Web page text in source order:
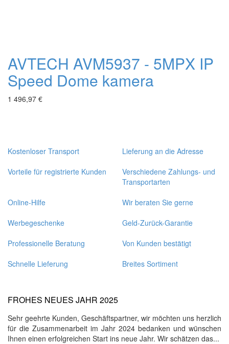
AVTECH AVM5937 - 5MPX IP
Speed Dome kamera
1 496,97 €
Kostenloser Transport
Lieferung an die Adresse
Vorteile für registrierte Kunden
Verschiedene Zahlungs- und
Transportarten
Online-Hilfe
Wir beraten Sie gerne
Werbegeschenke
Geld-Zurück-Garantie
Professionelle Beratung
Von Kunden bestätigt
Schnelle Lieferung
Breites Sortiment
FROHES NEUES JAHR 2025
Sehr geehrte Kunden, Geschäftspartner, wir möchten uns herzlich
für die Zusammenarbeit im Jahr 2024 bedanken und wünschen
Ihnen einen erfolgreichen Start ins neue Jahr. Wir schätzen das...